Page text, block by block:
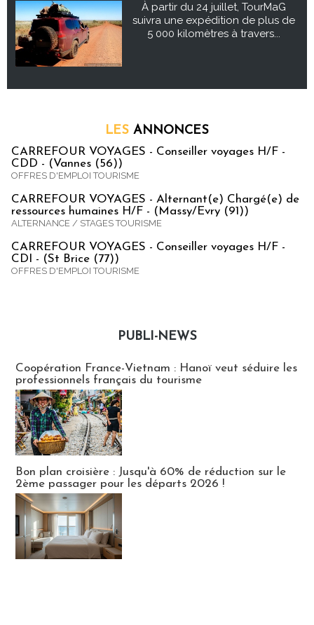
À partir du 24 juillet, TourMaG
suivra une expédition de plus de
5 000 kilomètres à travers...
LES ANNONCES
CARREFOUR VOYAGES - Conseiller voyages H/F -
CDD - (Vannes (56))
OFFRES D'EMPLOI TOURISME
CARREFOUR VOYAGES - Alternant(e) Chargé(e) de
ressources humaines H/F - (Massy/Evry (91))
ALTERNANCE / STAGES TOURISME
CARREFOUR VOYAGES - Conseiller voyages H/F -
CDI - (St Brice (77))
OFFRES D'EMPLOI TOURISME
PUBLI-NEWS
Coopération France-Vietnam : Hanoï veut séduire les
professionnels français du tourisme
Bon plan croisière : Jusqu'à 60% de réduction sur le
2ème passager pour les départs 2026 !